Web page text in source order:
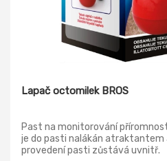
Lapač octomilek BROS
Past na monitorování
je do pasti nalákán atraktantem
provedení pasti zůstává uvnitř.